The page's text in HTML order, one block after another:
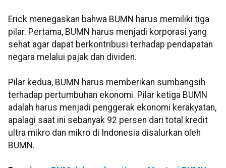
Erick menegaskan bahwa BUMN harus memiliki tiga
pilar. Pertama, BUMN harus menjadi korporasi yang
sehat agar dapat berkontribusi terhadap pendapatan
negara melalui pajak dan dividen.
Pilar kedua, BUMN harus memberikan sumbangsih
terhadap pertumbuhan ekonomi. Pilar ketiga BUMN
adalah harus menjadi penggerak ekonomi kerakyatan,
apalagi saat ini sebanyak 92 persen dari total kredit
ultra mikro dan mikro di Indonesia disalurkan oleh
BUMN.